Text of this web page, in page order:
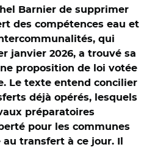
Barnier de supprimer
des compétences eau et
qui
janvier 2026, a trouvé sa
proposition de loi votée
Le texte entend concilier
déjà opérés, lesquels
préparatoires
pour les communes
transfert à ce jour. Il